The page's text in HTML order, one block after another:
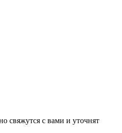
свяжутся с вами и уточнят